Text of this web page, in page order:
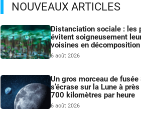
NOUVEAUX ARTICLES
Distanciation sociale : les
évitent soigneusement
voisines en décomposition
6 août 2026
Un gros morceau de fusée
s’écrase sur la Lune à
700 kilomètres par heure
6 août 2026